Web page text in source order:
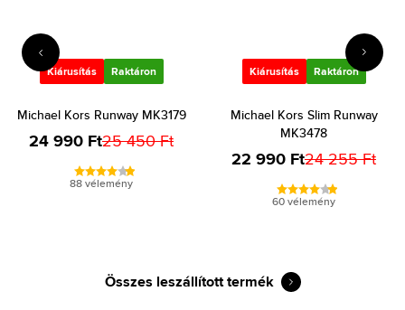
Kiárusítás Raktáron
Michael Kors Runway MK3179
24 990 Ft25 450 Ft
88 vélemény
Kiárusítás Raktáron
Michael Kors Slim Runway
MK3478
22 990 Ft24 255 Ft
60 vélemény
Összes leszállított termék